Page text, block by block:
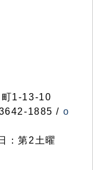
1-13-10
1885 / o
：第2土曜